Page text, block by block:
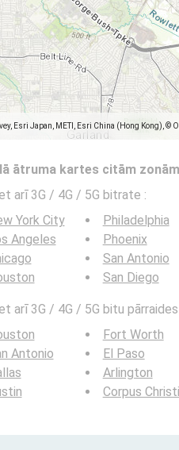
Esri Japan, METI, Esri China (Hong Kong),
ātruma kartes citām zonām
arī 3G / 4G / 5G bitrate :
York City
Angeles
Philadelphia
Phoenix
San Antonio
San Diego
arī 3G / 4G / 5G bitu
Antonio
Fort Worth
El Paso
Arlington
Corpus Christi